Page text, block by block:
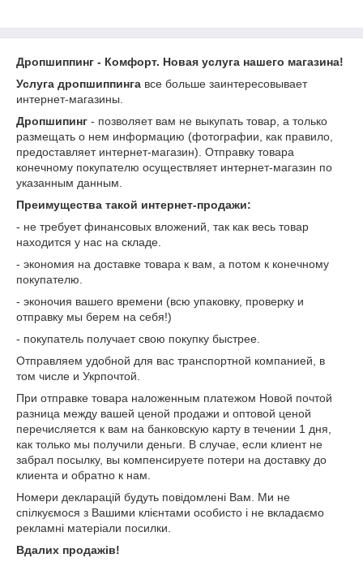
Дропшиппинг - Комфорт. Новая услуга нашего магазина!
Услуга дропшиппинга все больше заинтересовывает
интернет-магазины.
Дропшипинг - позволяет вам не выкупать товар, а только
размещать о нем информацию (фотографии, как правило,
предоставляет интернет-магазин). Отправку товара
конечному покупателю осуществляет интернет-магазин по
указанным данным.
Преимущества такой интернет-продажи:
- не требует финансовых вложений, так как весь товар
находится у нас на складе.
- экономия на доставке товара к вам, а потом к конечному
покупателю.
- эконочия вашего времени (всю упаковку, проверку и
отправку мы берем на себя!)
- покупатель получает свою покупку быстрее.
Отправляем удобной для вас транспортной компанией, в
том числе и Укрпочтой.
При отправке товара наложенным платежом Новой почтой
разница между вашей ценой продажи и оптовой ценой
перечисляется к вам на банковскую карту в течении 1 дня,
как только мы получили деньги. В случае, если клиент не
забрал посылку, вы компенсируете потери на доставку до
клиента и обратно к нам.
Номери декларацій будуть повідомлені Вам. Ми не
спілкуємося з Вашими клієнтами особисто і не вкладаємо
рекламні матеріали посилки.
Вдалих продажів!